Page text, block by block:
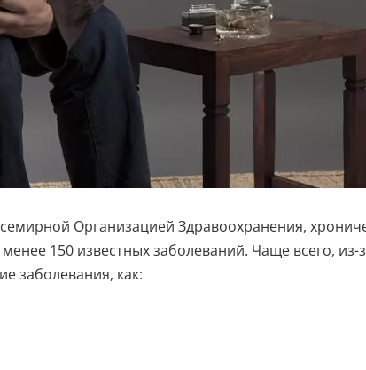
Организацией Здравоохранения,
150 известных заболеваний. Чаще всего, из-
заболевания, как: